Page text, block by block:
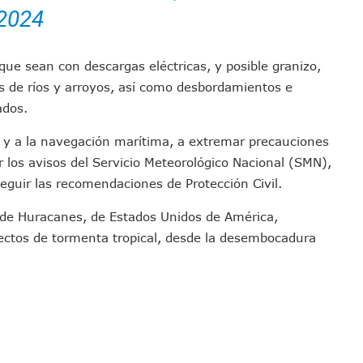
Percepción De Inseguridad En Puerto Vallarta
Puerto Vallarta
Derechos De Víctima De Abuso Sexual En Preescolar
Reporte De Posible Crematorio Clandestino
El Transporte Público En Puerto Vallarta
Para Analizar La Conservación Del Estero El Salado
Juan Ramírez En Puerto Vallarta
Informativa En La Colonia Bobadilla
Generar Oleaje Elevado En La Costa De Jalisco
Puede Costar Hasta 22 Mil 677 Pesos
sean con descargas eléctricas, y posible granizo,
ríos y arroyos, así como desbordamientos e
a la navegación marítima, a extremar precauciones
avisos del Servicio Meteorológico Nacional (SMN),
las recomendaciones de Protección Civil.
Huracanes, de Estados Unidos de América,
de tormenta tropical, desde la desembocadura